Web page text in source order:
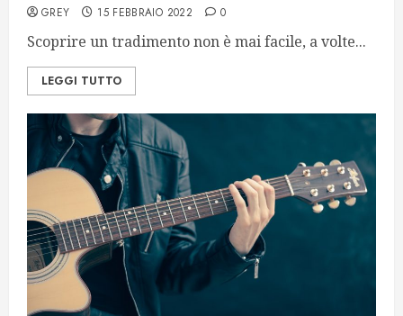
GREY 15 FEBBRAIO 2022 0
Scoprire un tradimento non è mai facile, a volte...
LEGGI TUTTO